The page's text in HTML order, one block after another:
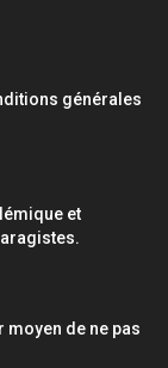
générales
et
moyen de ne pas